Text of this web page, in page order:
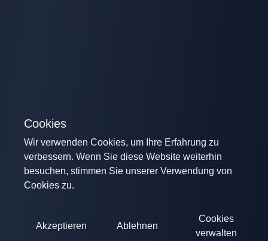
Cookies
Wir verwenden Cookies, um Ihre Erfahrung zu
verbessern. Wenn Sie diese Website weiterhin
besuchen, stimmen Sie unserer Verwendung von
Cookies zu.
Akzeptieren Ablehnen
Cookies
verwalten